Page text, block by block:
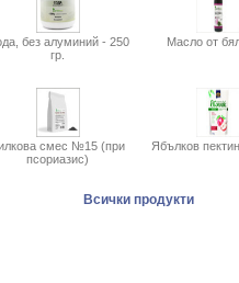
без алуминий - 250
гр.
Масло от
смес №15 (при
псориазис)
Ябълков
Всички продукти